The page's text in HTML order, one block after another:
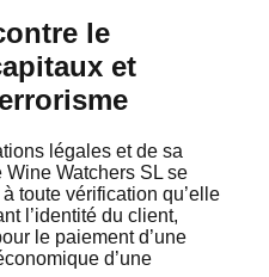
le
et
légales et de sa
Watchers SL se
toute vérification qu’elle
l’identité du client,
le paiement d’une
d’une